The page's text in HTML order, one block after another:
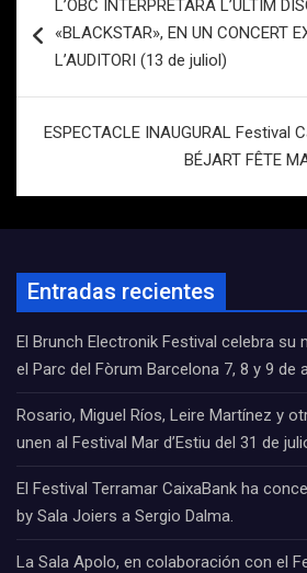
de
entradas
L’OBC INTERPRETARÀ L’ÚLTIM
«BLACKSTAR», EN UN CONCERT
L’AUDITORI (13 de juliol)
ESPECTACLE INAUGURAL Festival
BÉJART FÊTE
Entradas recientes
El Brunch Electronik Festival celebra su
el Parc del Fòrum Barcelona 7, 8 y 9 de
Rosario, Miguel Ríos, Leire Martínez y
unen al Festival Mar d’Estiu del 31 de
El Festival Terramar CaixaBank ha
by Sala Joiers a Sergio Dalma.
La Sala Apolo, en colaboración con el